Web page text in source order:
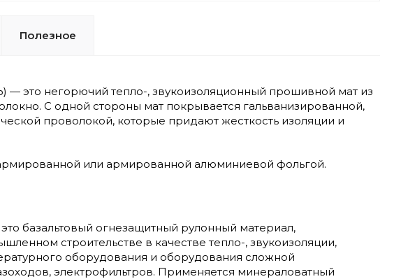
Полезное
негорючий тепло-, звукоизоляционный прошивной мат из
С одной стороны мат покрывается гальванизированной,
проволокой, которые придают жесткость изоляции и
или армированной алюминиевой фольгой.
огнезащитный рулонный материал,
строительстве в качестве тепло-, звукоизоляции,
оборудования и оборудования сложной
электрофильтров. Применяется минераловатный